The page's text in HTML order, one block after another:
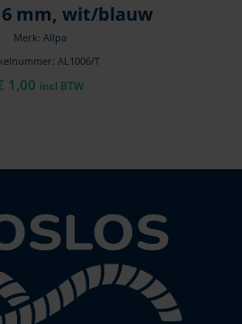
6 mm, wit/blauw
Merk: Allpa
AL1006/T
1,00 incl BTW